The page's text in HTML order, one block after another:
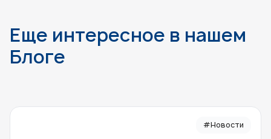
Еще интересное в нашем
Блоге
#Новости